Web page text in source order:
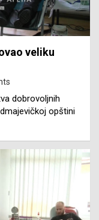
veliku
dobrovoljnih
opštini